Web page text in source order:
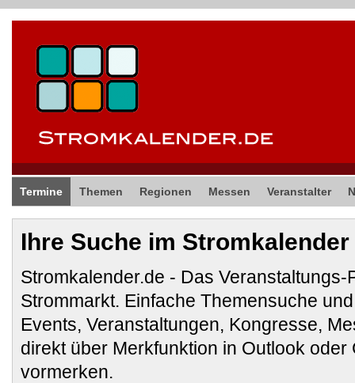
Termine Themen Regionen Messen Veranstalter
Ihre Suche im Stromkalender
Stromkalender.de - Das Veranstaltungs-
Strommarkt. Einfache Themensuche
Events, Veranstaltungen, Kongresse,
direkt über Merkfunktion in Outlook oder
vormerken.